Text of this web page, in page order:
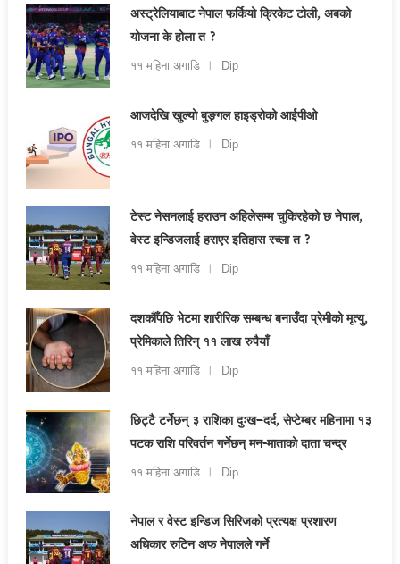
अस्ट्रेलियाबाट नेपाल फर्कियो क्रिकेट टोली, अबको
योजना के होला त ?
११ महिना अगाडि Dip
आजदेखि खुल्यो बुङ्गल हाइड्रोको आईपीओ
११ महिना अगाडि Dip
टेस्ट नेसनलाई हराउन अहिलेसम्म चुकिरहेको छ नेपाल,
वेस्ट इन्डिजलाई हराएर इतिहास रच्ला त ?
११ महिना अगाडि Dip
दशकौँपछि भेटमा शारीरिक सम्बन्ध बनाउँदा प्रेमीको मृत्यु,
प्रेमिकाले तिरिन् ११ लाख रुपैयाँ
११ महिना अगाडि Dip
छिट्टै टर्नेछन् ३ राशिका दुःख–दर्द, सेप्टेम्बर महिनामा १३
पटक राशि परिवर्तन गर्नेछन् मन-माताको दाता चन्द्र
११ महिना अगाडि Dip
नेपाल र वेस्ट इन्डिज सिरिजको प्रत्यक्ष प्रशारण
अधिकार रुटिन अफ नेपालले गर्ने